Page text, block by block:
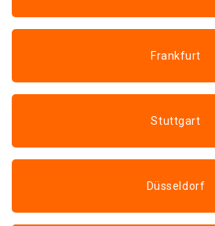
Frankfurt
Stuttgart
Düsseldorf